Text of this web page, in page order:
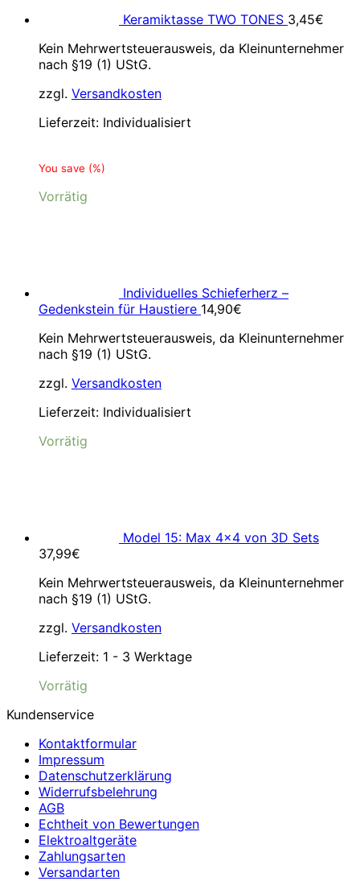
Keramiktasse TWO TONES 3,45€
Kein Mehrwertsteuerausweis, da Kleinunternehmer
nach §19 (1) UStG.
zzgl. Versandkosten
Lieferzeit: Individualisiert
You save (%)
Vorrätig
Individuelles Schieferherz –
Gedenkstein für Haustiere 14,90€
Kein Mehrwertsteuerausweis, da Kleinunternehmer
nach §19 (1) UStG.
zzgl. Versandkosten
Lieferzeit: Individualisiert
Vorrätig
Model 15: Max 4×4 von 3D Sets
37,99€
Kein Mehrwertsteuerausweis, da Kleinunternehmer
nach §19 (1) UStG.
zzgl. Versandkosten
Lieferzeit: 1 - 3 Werktage
Vorrätig
Kundenservice
Kontaktformular
Impressum
Datenschutzerklärung
Widerrufsbelehrung
AGB
Echtheit von Bewertungen
Elektroaltgeräte
Zahlungsarten
Versandarten